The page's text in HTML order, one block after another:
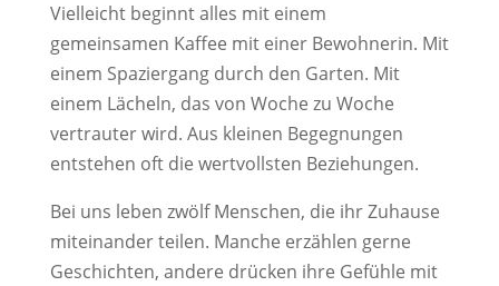
Vielleicht beginnt alles mit einem
gemeinsamen Kaffee mit einer Bewohnerin. Mit
einem Spaziergang durch den Garten. Mit
einem Lächeln, das von Woche zu Woche
vertrauter wird. Aus kleinen Begegnungen
entstehen oft die wertvollsten Beziehungen.
Bei uns leben zwölf Menschen, die ihr Zuhause
miteinander teilen. Manche erzählen gerne
Geschichten, andere drücken ihre Gefühle mit